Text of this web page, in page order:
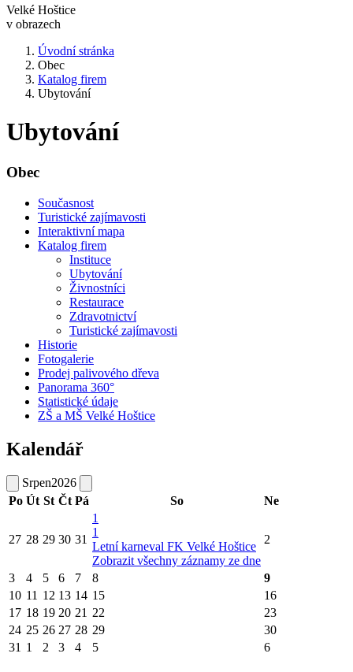
Velké Hoštice
v obrazech
Úvodní stránka
Obec
Katalog firem
Ubytování
Ubytování
Obec
Současnost
Turistické zajímavosti
Interaktivní mapa
Katalog firem
Instituce
Ubytování
Živnostníci
Restaurace
Zdravotnictví
Turistické zajímavosti
Historie
Fotogalerie
Prodej palivového dřeva
Panorama 360°
Statistické údaje
ZŠ a MŠ Velké Hoštice
Kalendář
Srpen2026
Po Út St Čt Pá So Ne
27 28 29 30 31
1
1
Letní karneval FK Velké Hoštice
Zobrazit všechny záznamy ze dne
2
3 4 5 6 7 8
9
10 11 12 13 14 15
16
17 18 19 20 21 22
23
24 25 26 27 28 29
30
31 1 2 3 4 5 6